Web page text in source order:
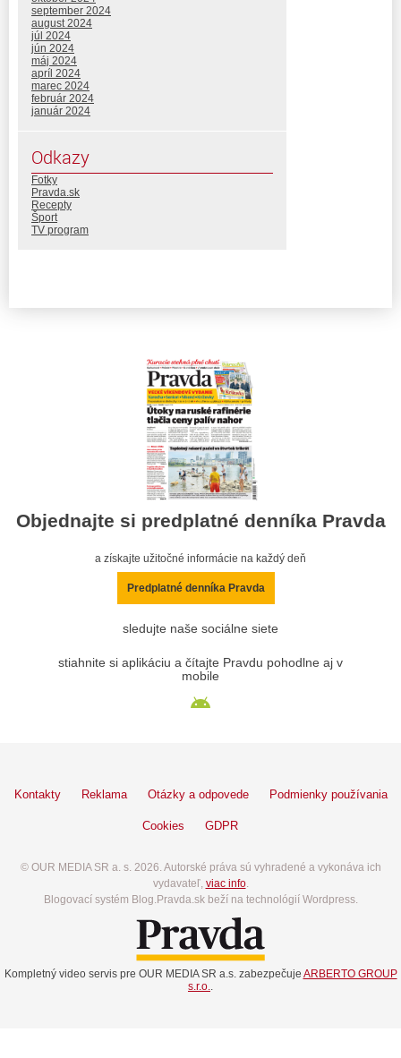
september 2024
august 2024
júl 2024
jún 2024
máj 2024
apríl 2024
marec 2024
február 2024
január 2024
Odkazy
Fotky
Pravda.sk
Recepty
Šport
TV program
Objednajte si predplatné denníka Pravda
a získajte užitočné informácie na každý deň
Predplatné denníka Pravda
sledujte naše sociálne siete
stiahnite si aplikáciu a čítajte Pravdu pohodlne aj v
mobile
Kontakty Reklama Otázky a odpovede Podmienky používania
Cookies GDPR
© OUR MEDIA SR a. s. 2026. Autorské práva sú vyhradené a vykonáva ich
vydavateľ, viac info.
Blogovací systém Blog.Pravda.sk beží na technológií Wordpress.
Kompletný video servis pre OUR MEDIA SR a.s. zabezpečuje ARBERTO GROUP
s.r.o..